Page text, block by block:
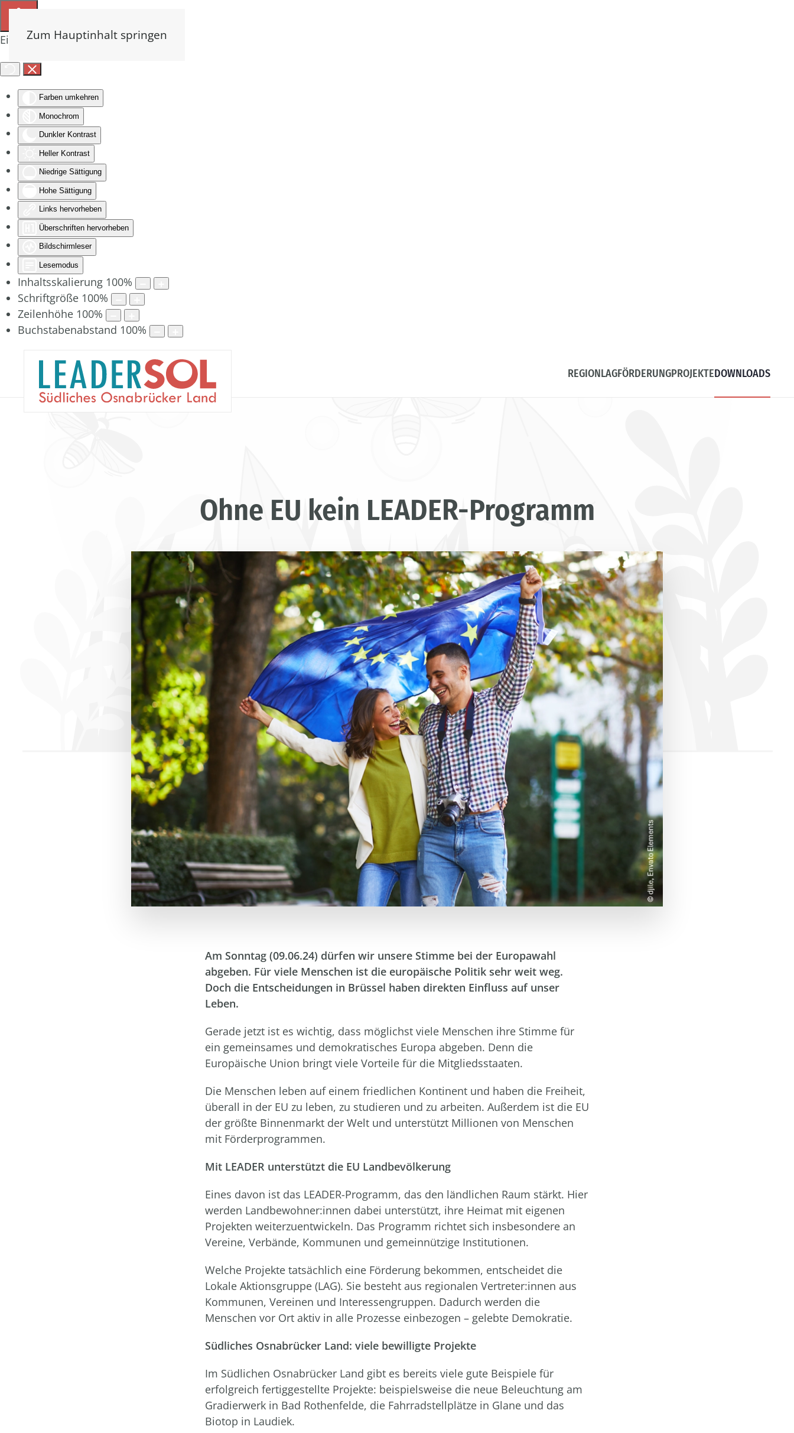
Eingabehilfen öffnen
Farben umkehren
Monochrom
Dunkler Kontrast
Heller Kontrast
Niedrige Sättigung
Hohe Sättigung
Links hervorheben
Überschriften hervorheben
Bildschirmleser
Lesemodus
Inhaltsskalierung 100%
Schriftgröße 100%
Zeilenhöhe 100%
Buchstabenabstand 100%
Zum Hauptinhalt springen
REGIONLAGFÖRDERUNGPROJEKTEDOWNLOADS
Ohne EU kein LEADER-Programm
Am Sonntag (09.06.24) dürfen wir unsere Stimme bei der Europawahl
abgeben. Für viele Menschen ist die europäische Politik sehr weit weg.
Doch die Entscheidungen in Brüssel haben direkten Einfluss auf unser
Leben.
Gerade jetzt ist es wichtig, dass möglichst viele Menschen ihre Stimme für
ein gemeinsames und demokratisches Europa abgeben. Denn die
Europäische Union bringt viele Vorteile für die Mitgliedsstaaten.
Die Menschen leben auf einem friedlichen Kontinent und haben die Freiheit,
überall in der EU zu leben, zu studieren und zu arbeiten. Außerdem ist die EU
der größte Binnenmarkt der Welt und unterstützt Millionen von Menschen
mit Förderprogrammen.
Mit LEADER unterstützt die EU Landbevölkerung
Eines davon ist das LEADER-Programm, das den ländlichen Raum stärkt. Hier
werden Landbewohner:innen dabei unterstützt, ihre Heimat mit eigenen
Projekten weiterzuentwickeln. Das Programm richtet sich insbesondere an
Vereine, Verbände, Kommunen und gemeinnützige Institutionen.
Welche Projekte tatsächlich eine Förderung bekommen, entscheidet die
Lokale Aktionsgruppe (LAG). Sie besteht aus regionalen Vertreter:innen aus
Kommunen, Vereinen und Interessengruppen. Dadurch werden die
Menschen vor Ort aktiv in alle Prozesse einbezogen – gelebte Demokratie.
Südliches Osnabrücker Land: viele bewilligte Projekte
Im Südlichen Osnabrücker Land gibt es bereits viele gute Beispiele für
erfolgreich fertiggestellte Projekte: beispielsweise die neue Beleuchtung am
Gradierwerk in Bad Rothenfelde, die Fahrradstellplätze in Glane und das
Biotop in Laudiek.